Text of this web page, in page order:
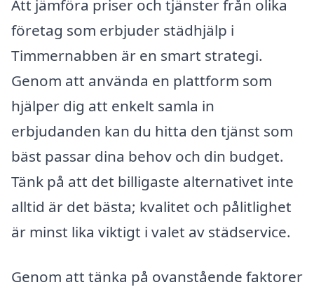
Att jämföra priser och tjänster från olika
företag som erbjuder städhjälp i
Timmernabben är en smart strategi.
Genom att använda en plattform som
hjälper dig att enkelt samla in
erbjudanden kan du hitta den tjänst som
bäst passar dina behov och din budget.
Tänk på att det billigaste alternativet inte
alltid är det bästa; kvalitet och pålitlighet
är minst lika viktigt i valet av städservice.
Genom att tänka på ovanstående faktorer